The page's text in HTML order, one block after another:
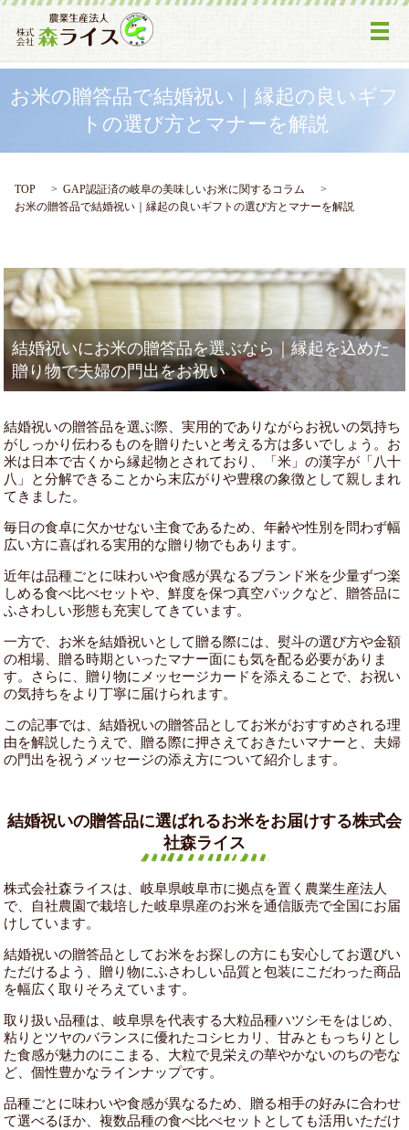
メ
お米の贈答品で結婚祝い｜縁起の良いギフ
トの選び方とマナーを解説
TOP
GAP認証済の岐阜の美味しいお米に関するコラム
お米の贈答品で結婚祝い｜縁起の良いギフトの選び方とマナーを解説
結婚祝いにお米の贈答品を選ぶなら｜縁起を込めた
贈り物で夫婦の門出をお祝い
結婚祝いの贈答品を選ぶ際、実用的でありながらお祝いの気持ち
がしっかり伝わるものを贈りたいと考える方は多いでしょう。お
米は日本で古くから縁起物とされており、「米」の漢字が「八十
八」と分解できることから末広がりや豊穣の象徴として親しまれ
てきました。
毎日の食卓に欠かせない主食であるため、年齢や性別を問わず幅
広い方に喜ばれる実用的な贈り物でもあります。
近年は品種ごとに味わいや食感が異なるブランド米を少量ずつ楽
しめる食べ比べセットや、鮮度を保つ真空パックなど、贈答品に
ふさわしい形態も充実してきています。
一方で、お米を結婚祝いとして贈る際には、熨斗の選び方や金額
の相場、贈る時期といったマナー面にも気を配る必要がありま
す。さらに、贈り物にメッセージカードを添えることで、お祝い
の気持ちをより丁寧に届けられます。
この記事では、結婚祝いの贈答品としてお米がおすすめされる理
由を解説したうえで、贈る際に押さえておきたいマナーと、夫婦
の門出を祝うメッセージの添え方について紹介します。
結婚祝いの贈答品に選ばれるお米をお届けする株式会
社森ライス
株式会社森ライスは、岐阜県岐阜市に拠点を置く農業生産法人
で、自社農園で栽培した岐阜県産のお米を通信販売で全国にお届
けしています。
結婚祝いの贈答品としてお米をお探しの方にも安心してお選びい
ただけるよう、贈り物にふさわしい品質と包装にこだわった商品
を幅広く取りそろえています。
取り扱い品種は、岐阜県を代表する大粒品種ハツシモをはじめ、
粘りとツヤのバランスに優れたコシヒカリ、甘みともっちりとし
た食感が魅力のにこまる、大粒で見栄えの華やかないのちの壱な
ど、個性豊かなラインナップです。
品種ごとに味わいや食感が異なるため、贈る相手の好みに合わせ
て選べるほか、複数品種の食べ比べセットとしても活用いただけ